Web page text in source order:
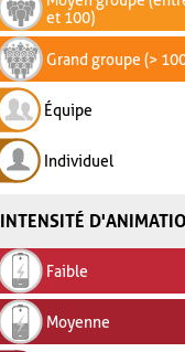
et 100)
Grand groupe (>
Équipe
Individuel
INTENSITÉ
Faible
Moyenne